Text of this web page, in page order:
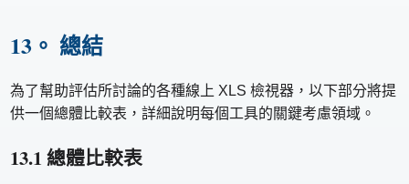
13。 總結
為了幫助評估所討論的各種線上 XLS 檢視器，以下部分將提
供一個總體比較表，詳細說明每個工具的關鍵考慮領域。
13.1 總體比較表